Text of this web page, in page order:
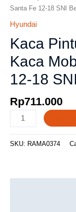
Santa Fe 12-18 SNI
Hyundai
Kaca
Kaca
12-18
Rp711.000
SKU: RAMA0374